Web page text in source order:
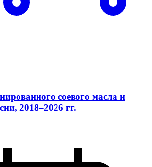
соевого масла и
2018–2026 гг.